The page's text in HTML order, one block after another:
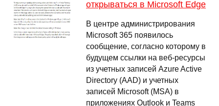
открываться в Microsoft Edge
В центре администрирования
Microsoft 365 появилось
сообщение, согласно которому в
будущем ссылки на веб-ресурсы
из учетных записей Azure Active
Directory (AAD) и учетных
записей Microsoft (MSA) в
приложениях Outlook и Teams